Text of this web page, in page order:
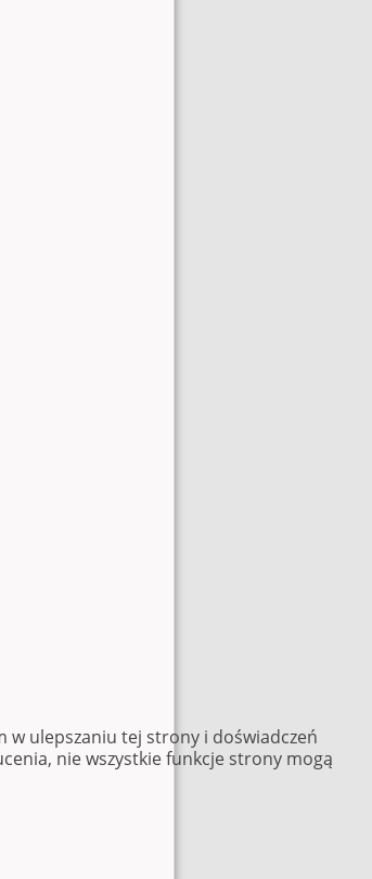
ulepszaniu tej strony i doświadczeń
nie wszystkie funkcje strony mogą